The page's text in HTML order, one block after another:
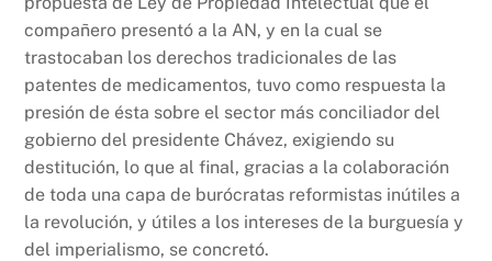
compañero presentó a la AN, y en la cual se
trastocaban los derechos tradicionales de las
patentes de medicamentos, tuvo como respuesta la
presión de ésta sobre el sector más conciliador del
gobierno del presidente Chávez, exigiendo su
destitución, lo que al final, gracias a la colaboración
de toda una capa de burócratas reformistas inútiles a
la revolución, y útiles a los intereses de la burguesía y
del imperialismo, se concretó.